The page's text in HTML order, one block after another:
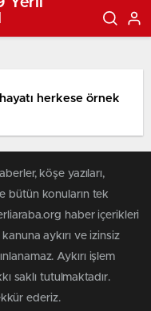
herkese örnek
köşe yazıları,
bütün konuların tek
haber içerikleri
aykırı ve izinsiz
Aykırı işlem
saklı tutulmaktadır.
ederiz.